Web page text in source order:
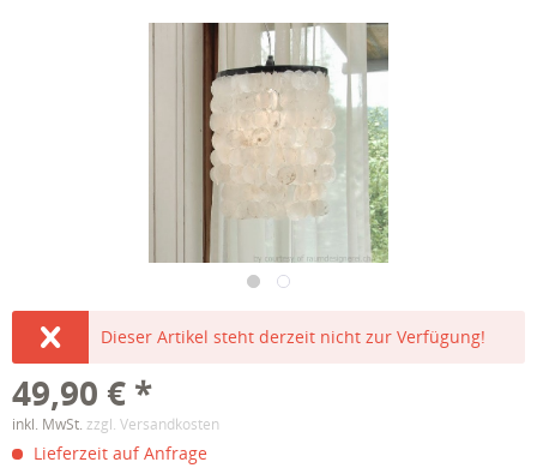
Dieser Artikel steht derzeit nicht zur Verfügung!
49,90 € *
inkl. MwSt. zzgl. Versandkosten
Lieferzeit auf Anfrage